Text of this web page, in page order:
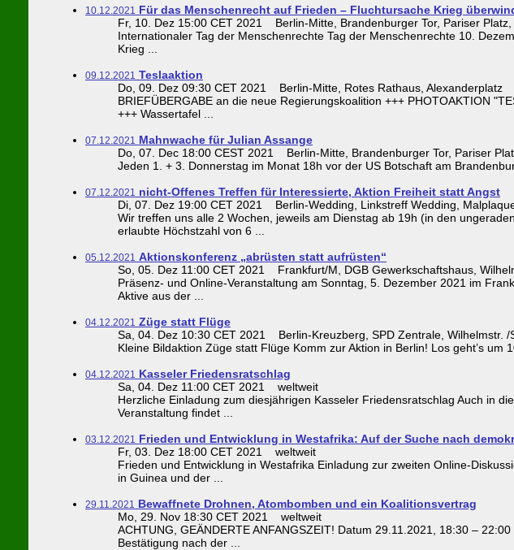
10.12.2021
Für das Menschenrecht auf Frieden – Fluchtursache Krieg
Fr, 10. Dez 15:00 CET 2021 Berlin-Mitte, Brandenburger Tor, Pariser Platz,
Internationaler Tag der Menschenrechte Tag der Menschenrechte 10.
Krieg ...
09.12.2021 Teslaaktion
Do, 09. Dez 09:30 CET 2021 Berlin-Mitte, Rotes Rathaus, Alexanderplatz
BRIEFÜBERGABE an die neue Regierungskoalition +++ PHOTOAKTION
+++ Wassertafel ...
07.12.2021
Mahnwache für Julian Assange
Do, 07. Dec 18:00 CEST 2021 Berlin-Mitte, Brandenburger Tor, Pariser
Jeden 1. + 3. Donnerstag im Monat 18h vor der US Botschaft am
07.12.2021
nicht-Offenes Treffen für Interessierte, Aktion Freiheit statt Angst
Di, 07. Dez 19:00 CET 2021 Berlin-Wedding, Linkstreff Wedding,
Wir treffen uns alle 2 Wochen, jeweils am Dienstag ab 19h (in den
erlaubte Höchstzahl von 6 ...
05.12.2021 Aktionskonferenz „abrüsten statt aufrüsten“
So, 05. Dez 11:00 CET 2021 Frankfurt/M, DGB Gewerkschaftshaus,
Präsenz- und Online-Veranstaltung am Sonntag, 5. Dezember 2021 im
Aktive aus der ...
04.12.2021 Züge statt Flüge
Sa, 04. Dez 10:30 CET 2021 Berlin-Kreuzberg, SPD Zentrale, Wilhelmstr. /
Kleine Bildaktion Züge statt Flüge Komm zur Aktion in Berlin! Los geht’s
04.12.2021
Kasseler Friedensratschlag
Sa, 04. Dez 11:00 CET 2021 weltweit
Herzliche Einladung zum diesjährigen Kasseler Friedensratschlag Auch in
Veranstaltung findet ...
03.12.2021
Frieden und Entwicklung in Westafrika: Auf der Suche nach
Fr, 03. Dez 18:00 CET 2021 weltweit
Frieden und Entwicklung in Westafrika Einladung zur zweiten Online-
in Guinea und der ...
29.11.2021
Bewaffnete Drohnen, Atombomben und ein Koalitionsvertrag
Mo, 29. Nov 18:30 CET 2021 weltweit
ACHTUNG, GEÄNDERTE ANFANGSZEIT! Datum 29.11.2021, 18:30 –
Bestätigung nach der ...